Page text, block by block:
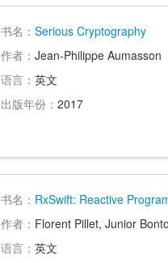
书名： Serious Cryptography
作者： Jean-Philippe Aumasson
语言： 英文
出版年份： 2017
书名： RxSwift: Reactive
作者： Florent Pillet, Junior
语言： 英文